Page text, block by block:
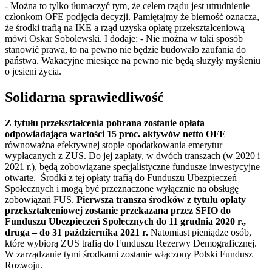
- Można to tylko tłumaczyć tym, że celem rządu jest utrudnienie
członkom OFE podjęcia decyzji. Pamiętajmy że bierność oznacza,
że środki trafią na IKE a rząd uzyska opłatę przekształceniową –
mówi Oskar Sobolewski. I dodaje: - Nie można w taki sposób
stanowić prawa, to na pewno nie będzie budowało zaufania do
państwa. Wakacyjne miesiące na pewno nie będą służyły myśleniu
o jesieni życia.
Solidarna sprawiedliwość
Z tytułu przekształcenia pobrana zostanie opłata
odpowiadająca wartości 15 proc. aktywów netto OFE –
równoważna efektywnej stopie opodatkowania emerytur
wypłacanych z ZUS. Do jej zapłaty, w dwóch transzach (w 2020 i
2021 r.), będą zobowiązane specjalistyczne fundusze inwestycyjne
otwarte. Środki z tej opłaty trafią do Funduszu Ubezpieczeń
Społecznych i mogą być przeznaczone wyłącznie na obsługę
zobowiązań FUS. Pierwsza transza środków z tytułu opłaty
przekształceniowej zostanie przekazana przez SFIO do
Funduszu Ubezpieczeń Społecznych do 11 grudnia 2020 r.,
druga – do 31 października 2021 r. Natomiast pieniądze osób,
które wybiorą ZUS trafią do Funduszu Rezerwy Demograficznej.
W zarządzanie tymi środkami zostanie włączony Polski Fundusz
Rozwoju.